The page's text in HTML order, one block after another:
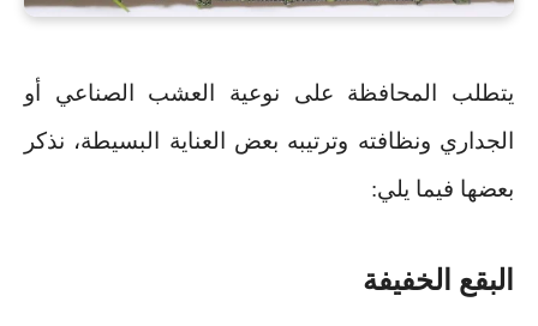
يتطلب المحافظة على نوعية العشب الصناعي أو
الجداري ونظافته وترتيبه بعض العناية البسيطة، نذكر
بعضها فيما يلي:
البقع الخفيفة